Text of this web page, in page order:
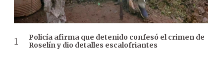
Policía afirma que detenido confesó el crimen de
Roselín y dio detalles escalofriantes